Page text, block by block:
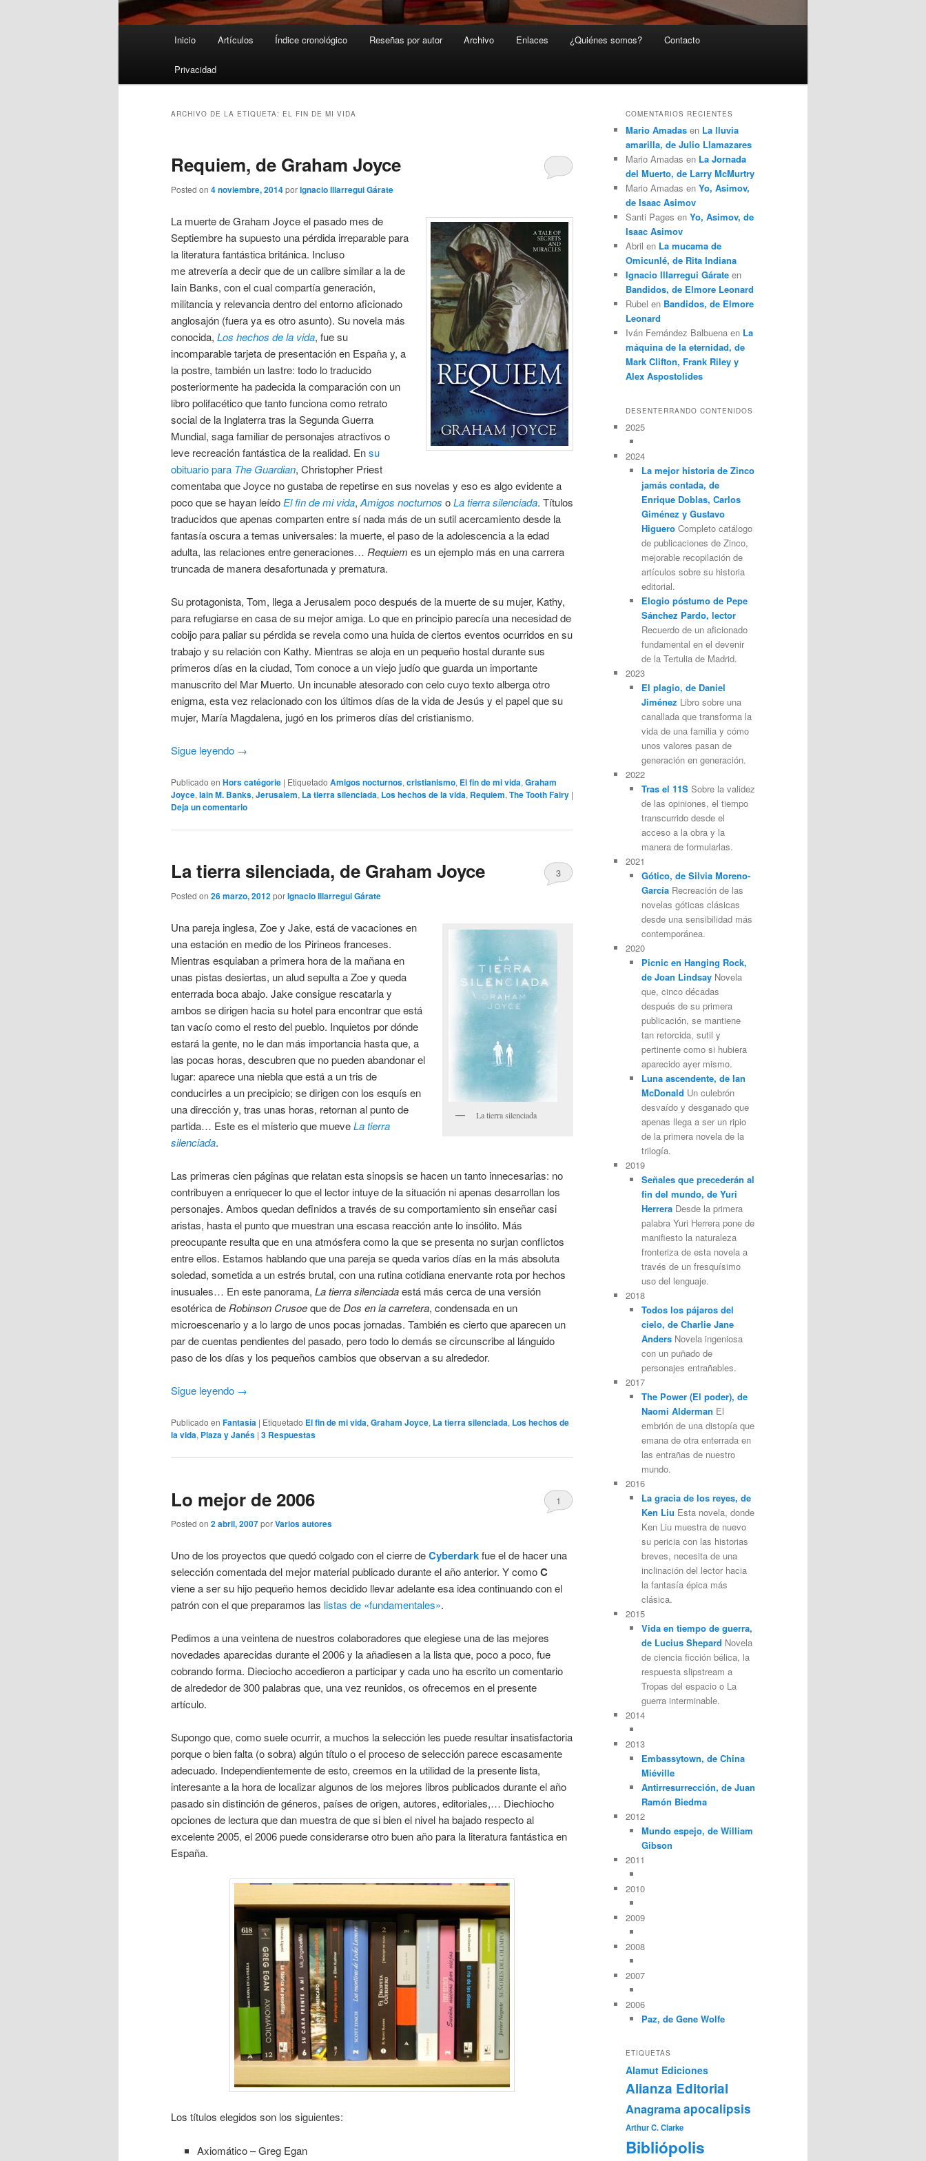
Inicio Artículos Índice cronológico Reseñas por autor Archivo Enlaces ¿Quiénes somos? Contacto
Privacidad
ARCHIVO DE LA ETIQUETA: EL FIN DE MI VIDA
Requiem, de Graham Joyce
Posted on 4 noviembre, 2014porIgnacio Illarregui Gárate
La muerte de Graham Joyce el pasado mes de
Septiembre ha supuesto una pérdida irreparable para
la literatura fantástica británica. Incluso
me atrevería a decir que de un calibre similar a la de
Iain Banks, con el cual compartía generación,
militancia y relevancia dentro del entorno aficionado
anglosajón (fuera ya es otro asunto). Su novela más
conocida, Los hechos de la vida, fue su
incomparable tarjeta de presentación en España y, a
la postre, también un lastre: todo lo traducido
posteriormente ha padecida la comparación con un
libro polifacético que tanto funciona como retrato
social de la Inglaterra tras la Segunda Guerra
Mundial, saga familiar de personajes atractivos o
leve recreación fantástica de la realidad. Ensu
obituario para The Guardian, Christopher Priest
comentaba que Joyce no gustaba de repetirse en sus novelas y eso es algo evidente a
poco que se hayan leído El fin de mi vida, Amigos nocturnos oLa tierra silenciada. Títulos
traducidos que apenas comparten entre sí nada más de un sutil acercamiento desde la
fantasía oscura a temas universales: la muerte, el paso de la adolescencia a la edad
adulta, las relaciones entre generaciones… Requiem es un ejemplo más en una carrera
truncada de manera desafortunada y prematura.
Su protagonista, Tom, llega a Jerusalem poco después de la muerte de su mujer, Kathy,
para refugiarse en casa de su mejor amiga. Lo que en principio parecía una necesidad de
cobijo para paliar su pérdida se revela como una huida de ciertos eventos ocurridos en su
trabajo y su relación con Kathy. Mientras se aloja en un pequeño hostal durante sus
primeros días en la ciudad, Tom conoce a un viejo judío que guarda un importante
manuscrito del Mar Muerto. Un incunable atesorado con celo cuyo texto alberga otro
enigma, esta vez relacionado con los últimos días de la vida de Jesús y el papel que su
mujer, María Magdalena, jugó en los primeros días del cristianismo.
Sigue leyendo →
Publicado en Hors catégorie | Etiquetado Amigos nocturnos, cristianismo, El fin de mi vida, Graham
Joyce, Iain M. Banks, Jerusalem, La tierra silenciada, Los hechos de la vida, Requiem, The Tooth Fairy |
Deja un comentario
La tierra silenciada, de Graham Joyce
Posted on 26 marzo, 2012porIgnacio Illarregui Gárate
3
La tierra silenciada
Una pareja inglesa, Zoe y Jake, está de vacaciones en
una estación en medio de los Pirineos franceses.
Mientras esquiaban a primera hora de la mañana en
unas pistas desiertas, un alud sepulta a Zoe y queda
enterrada boca abajo. Jake consigue rescatarla y
ambos se dirigen hacia su hotel para encontrar que está
tan vacío como el resto del pueblo. Inquietos por dónde
estará la gente, no le dan más importancia hasta que, a
las pocas horas, descubren que no pueden abandonar el
lugar: aparece una niebla que está a un tris de
conducirles a un precipicio; se dirigen con los esquís en
una dirección y, tras unas horas, retornan al punto de
partida… Este es el misterio que mueveLa tierra
silenciada.
Las primeras cien páginas que relatan esta sinopsis se hacen un tanto innecesarias: no
contribuyen a enriquecer lo que el lector intuye de la situación ni apenas desarrollan los
personajes. Ambos quedan definidos a través de su comportamiento sin enseñar casi
aristas, hasta el punto que muestran una escasa reacción ante lo insólito. Más
preocupante resulta que en una atmósfera como la que se presenta no surjan conflictos
entre ellos. Estamos hablando que una pareja se queda varios días en la más absoluta
soledad, sometida a un estrés brutal, con una rutina cotidiana enervante rota por hechos
inusuales… En este panorama, La tierra silenciadaestá más cerca de una versión
esotérica de Robinson Crusoeque de Dos en la carretera, condensada en un
microescenario y a lo largo de unos pocas jornadas. También es cierto que aparecen un
par de cuentas pendientes del pasado, pero todo lo demás se circunscribe al lánguido
paso de los días y los pequeños cambios que observan a su alrededor.
Sigue leyendo →
Publicado en Fantasía | Etiquetado El fin de mi vida, Graham Joyce, La tierra silenciada, Los hechos de
la vida, Plaza y Janés | 3 Respuestas
Lo mejor de 2006
Posted on 2 abril, 2007porVarios autores
1
Uno de los proyectos que quedó colgado con el cierre deCyberdarkfue el de hacer una
selección comentada del mejor material publicado durante el año anterior. Y comoC
viene a ser su hijo pequeño hemos decidido llevar adelante esa idea continuando con el
patrón con el que preparamos las listas de «fundamentales».
Pedimos a una veintena de nuestros colaboradores que elegiese una de las mejores
novedades aparecidas durante el 2006 y la añadiesen a la lista que, poco a poco, fue
cobrando forma. Dieciocho accedieron a participar y cada uno ha escrito un comentario
de alrededor de 300 palabras que, una vez reunidos, os ofrecemos en el presente
artículo.
Supongo que, como suele ocurrir, a muchos la selección les puede resultar insatisfactoria
porque o bien falta (o sobra) algún título o el proceso de selección parece escasamente
adecuado. Independientemente de esto, creemos en la utilidad de la presente lista,
interesante a la hora de localizar algunos de los mejores libros publicados durante el año
pasado sin distinción de géneros, países de origen, autores, editoriales,… Diechiocho
opciones de lectura que dan muestra de que si bien el nivel ha bajado respecto al
excelente 2005, el 2006 puede considerarse otro buen año para la literatura fantástica en
España.
Los títulos elegidos son los siguientes:
Axiomático – Greg Egan
COMENTARIOS RECIENTES
Mario Amadas en La lluvia
amarilla, de Julio Llamazares
Mario Amadas en La Jornada
del Muerto, de Larry McMurtry
Mario Amadas en Yo, Asimov,
de Isaac Asimov
Santi Pages en Yo, Asimov, de
Isaac Asimov
Abril en La mucama de
Omicunlé, de Rita Indiana
Ignacio Illarregui Gárate en
Bandidos, de Elmore Leonard
Rubel en Bandidos, de Elmore
Leonard
Iván Fernández Balbuena en La
máquina de la eternidad, de
Mark Clifton, Frank Riley y
Alex Aspostolides
DESENTERRANDO CONTENIDOS
2025
2024
La mejor historia de Zinco
jamás contada, de
Enrique Doblas, Carlos
Giménez y Gustavo
HigueroCompleto catálogo
de publicaciones de Zinco,
mejorable recopilación de
artículos sobre su historia
editorial.
Elogio póstumo de Pepe
Sánchez Pardo, lector
Recuerdo de un aficionado
fundamental en el devenir
de la Tertulia de Madrid.
2023
El plagio, de Daniel
Jiménez Libro sobre una
canallada que transforma la
vida de una familia y cómo
unos valores pasan de
generación en generación.
2022
Tras el 11SSobre la validez
de las opiniones, el tiempo
transcurrido desde el
acceso a la obra y la
manera de formularlas.
2021
Gótico, de Silvia Moreno-
GarcíaRecreación de las
novelas góticas clásicas
desde una sensibilidad más
contemporánea.
2020
Picnic en Hanging Rock,
de Joan LindsayNovela
que, cinco décadas
después de su primera
publicación, se mantiene
tan retorcida, sutil y
pertinente como si hubiera
aparecido ayer mismo.
Luna ascendente, de Ian
McDonald Un culebrón
desvaído y desganado que
apenas llega a ser un ripio
de la primera novela de la
trilogía.
2019
Señales que precederán al
fin del mundo, de Yuri
HerreraDesde la primera
palabra Yuri Herrera pone de
manifiesto la naturaleza
fronteriza de esta novela a
través de un fresquísimo
uso del lenguaje.
2018
Todos los pájaros del
cielo, de Charlie Jane
AndersNovela ingeniosa
con un puñado de
personajes entrañables.
2017
The Power (El poder), de
Naomi Alderman El
embrión de una distopía que
emana de otra enterrada en
las entrañas de nuestro
mundo.
2016
La gracia de los reyes, de
Ken Liu Esta novela, donde
Ken Liu muestra de nuevo
su pericia con las historias
breves, necesita de una
inclinación del lector hacia
la fantasía épica más
clásica.
2015
Vida en tiempo de guerra,
de Lucius Shepard Novela
de ciencia ficción bélica, la
respuesta slipstream a
Tropas del espacio o La
guerra interminable.
2014
2013
Embassytown, de China
Miéville
Antirresurrección, de Juan
Ramón Biedma
2012
Mundo espejo, de William
Gibson
2011
2010
2009
2008
2007
2006
Paz, de Gene Wolfe
ETIQUETAS
Alamut Ediciones
Alianza Editorial
Anagramaapocalipsis
Arthur C. Clarke
Bibliópolis